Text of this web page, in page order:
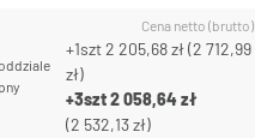
Cena netto (brutto)
+1szt2 205,68 zł(2 712,99
zł)
+3szt2 058,64 zł
(2 532,13 zł)